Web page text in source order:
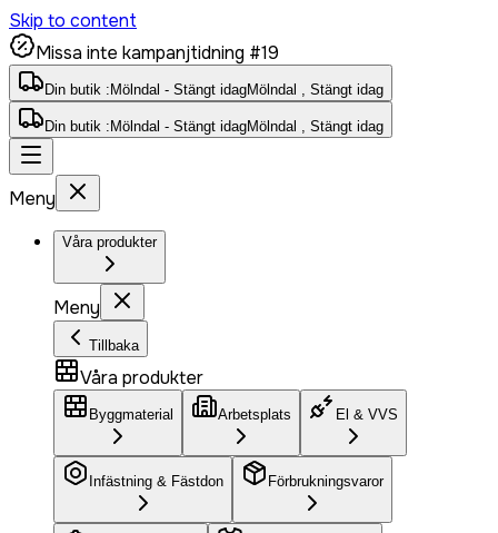
Skip to content
Missa inte kampanjtidning #19
Din butik : Mölndal - Stängt idagMölndal , Stängt idag
Din butik : Mölndal - Stängt idagMölndal , Stängt idag
Meny
Våra produkter
Meny
Tillbaka
Våra produkter
Byggmaterial Arbetsplats El & VVS
Infästning & Fästdon Förbrukningsvaror